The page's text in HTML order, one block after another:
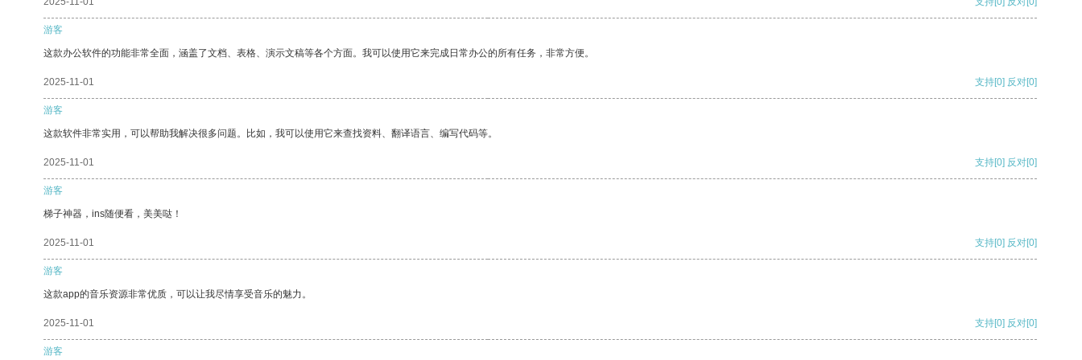
游客
这款办公软件的功能非常全面，涵盖了文档、表格、演示文稿等各个方面。我可以使用它来完成日常办公的所有任务，非常方便。
2025-11-01 支持[0] 反对[0]
游客
这款软件非常实用，可以帮助我解决很多问题。比如，我可以使用它来查找资料、翻译语言、编写代码等。
2025-11-01 支持[0] 反对[0]
游客
梯子神器，ins随便看，美美哒！
2025-11-01 支持[0] 反对[0]
游客
这款app的音乐资源非常优质，可以让我尽情享受音乐的魅力。
2025-11-01 支持[0] 反对[0]
游客